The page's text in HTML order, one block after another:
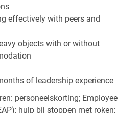
effectively with peers and
objects with or without
of leadership experience
personeelskorting; Employee
hulp bij stoppen met roken;